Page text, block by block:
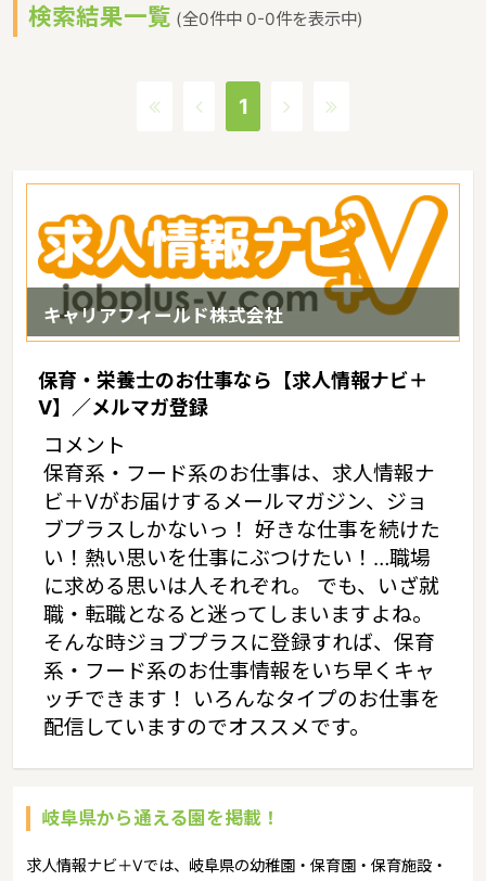
象に、最新の保育事情や専門知識の習得、現場での保育実践等を行
う「保育士就職チャレンジ研修」を開催しています。子育て等の理
り組みを行っています。岐阜県の人口は2014303人（2017/5/1現
市町村は42。家賃相場：5.7万円（2017年10月賃貸住宅 D-room調
べ）
検索結果一覧 (全0件中 0-0件を表示中)
1
キャリアフィールド株式会社
保育・栄養士のお仕事なら【求人情報ナビ＋
V】／メルマガ登録
コメント
保育系・フード系のお仕事は、求人情報ナ
ビ＋Vがお届けするメールマガジン、ジョ
ブプラスしかないっ！ 好きな仕事を続けた
い！熱い思いを仕事にぶつけたい！…職場
に求める思いは人それぞれ。 でも、いざ就
職・転職となると迷ってしまいますよね。
そんな時ジョブプラスに登録すれば、保育
系・フード系のお仕事情報をいち早くキャ
ッチできます！ いろんなタイプのお仕事を
配信していますのでオススメです。
岐阜県から通える園を掲載！
求人情報ナビ＋Vでは、岐阜県の幼稚園・保育園・保育施設・